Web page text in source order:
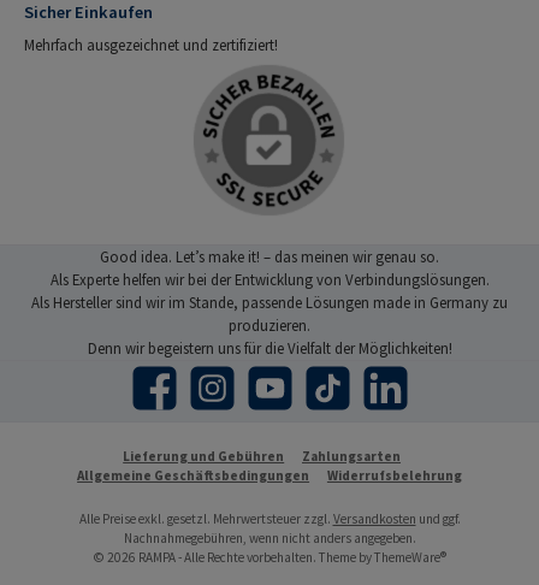
Sicher Einkaufen
Mehrfach ausgezeichnet und zertifiziert!
Good idea. Let’s make it! – das meinen wir genau so.
Als Experte helfen wir bei der Entwicklung von Verbindungslösungen.
Als Hersteller sind wir im Stande, passende Lösungen made in Germany zu
produzieren.
Denn wir begeistern uns für die Vielfalt der Möglichkeiten!
Facebook Instagram YouTube TikTok LinkedIn
Lieferung und Gebühren
Zahlungsarten
Allgemeine Geschäftsbedingungen
Widerrufsbelehrung
Alle Preise exkl. gesetzl. Mehrwertsteuer zzgl. Versandkosten und ggf.
Nachnahmegebühren, wenn nicht anders angegeben.
© 2026 RAMPA - Alle Rechte vorbehalten. Theme byThemeWare®